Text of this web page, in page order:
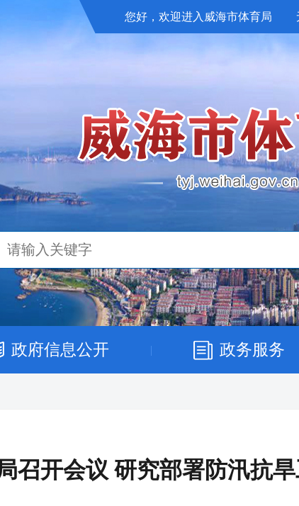
您好，欢迎进入威海市体育局
政府信息公开 | 政务服务
召开会议 研究部署防汛抗